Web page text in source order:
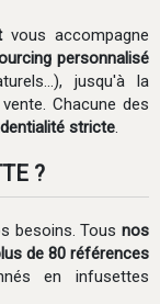
vous accompagne
personnalisé
jusqu'à la
Chacune des
stricte.
?
besoins. Tous nos
de 80 références
en infusettes